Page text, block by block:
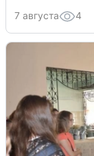
7 августа 4